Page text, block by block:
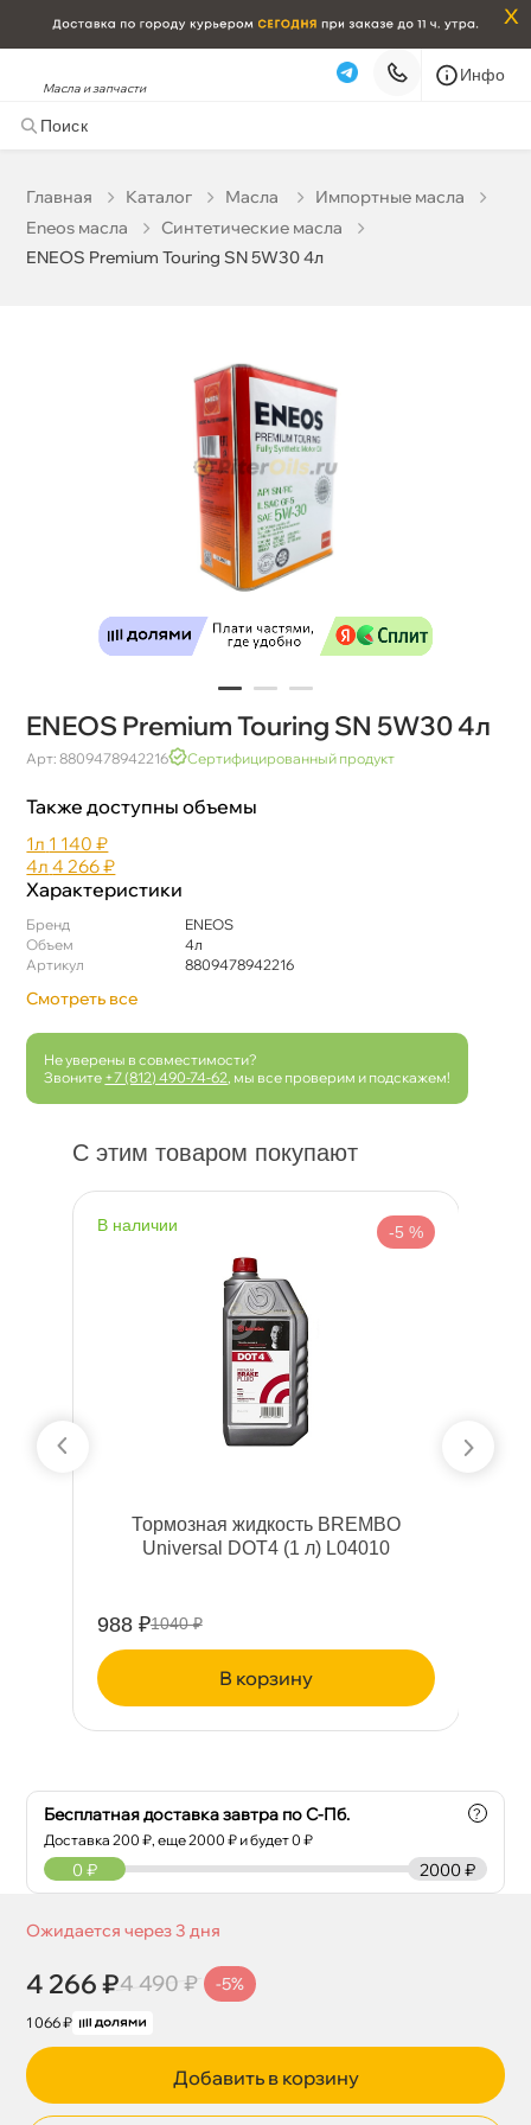
x
Масла и запчасти
Инфо
Главная Катало Масла
Импортные масла
Eneos масла
Синтетические масла
ENEOS Premium Touring SN 5W30 4л
ENEOS Premium Touring SN 5W30 4л
Арт: 8809478942216 Сертифицированный продукт
Также доступны объемы
1л 1 140 ₽
4л 4 266 ₽
Характеристики
Бренд
ENEOS
Объем
4л
Артикул
8809478942216
Смотреть все
Не уверены в совместимости?
Звоните +7 (812) 490-74-62 , мы все проверим и подскажем!
С этим товаром покупают
наличии -5 %
Тормозная жидкость BREMBO
Universal DOT4 (1 л) L04010
988 ₽1040 ₽
корзину
Бесплатная доставка завтра по С-Пб.
Доставка200 ₽, еще2000 ₽ и будет 0 ₽
?
2000 ₽
0 ₽
Ожидается через 3 дня
4 266 ₽4 490 ₽ -5%
1 066 ₽
Добавить в корзину
Бесплатная Завтра, 09.08 (при заказе от 2000₽)